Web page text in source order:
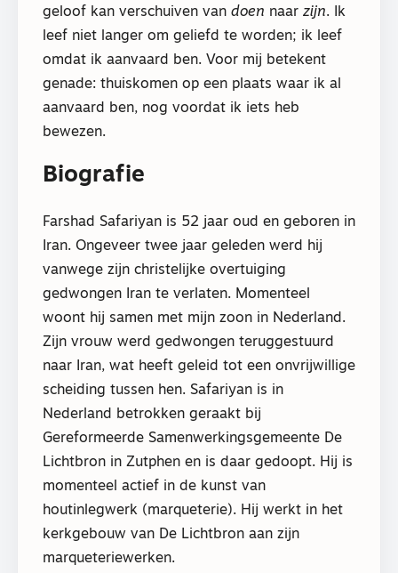
geloof kan verschuiven van doen naar zijn. Ik
leef niet langer om geliefd te worden; ik leef
omdat ik aanvaard ben. Voor mij betekent
genade: thuiskomen op een plaats waar ik al
aanvaard ben, nog voordat ik iets heb
bewezen.
Biografie
Farshad Safariyan is 52 jaar oud en geboren in
Iran. Ongeveer twee jaar geleden werd hij
vanwege zijn christelijke overtuiging
gedwongen Iran te verlaten. Momenteel
woont hij samen met mijn zoon in Nederland.
Zijn vrouw werd gedwongen teruggestuurd
naar Iran, wat heeft geleid tot een onvrijwillige
scheiding tussen hen. Safariyan is in
Nederland betrokken geraakt bij
Gereformeerde Samenwerkingsgemeente De
Lichtbron in Zutphen en is daar gedoopt. Hij is
momenteel actief in de kunst van
houtinlegwerk (marqueterie). Hij werkt in het
kerkgebouw van De Lichtbron aan zijn
marqueteriewerken.